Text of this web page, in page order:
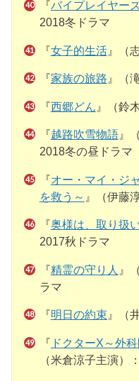
『バイプレイヤー
2018冬ドラマ
『女子的生活』（
『家族の旅路 』（
『西郷どん 』（鈴
『越路吹雪物語』
2018冬の昼ドラマ
『オー・マイ・ジ
を救う～ 』（伊藤
『奥様は、取り扱
2017秋ドラマ
『精霊の守り人 』
ラマ
『明日の約束 』（
『 ドクターX～外
（米倉涼子主演）